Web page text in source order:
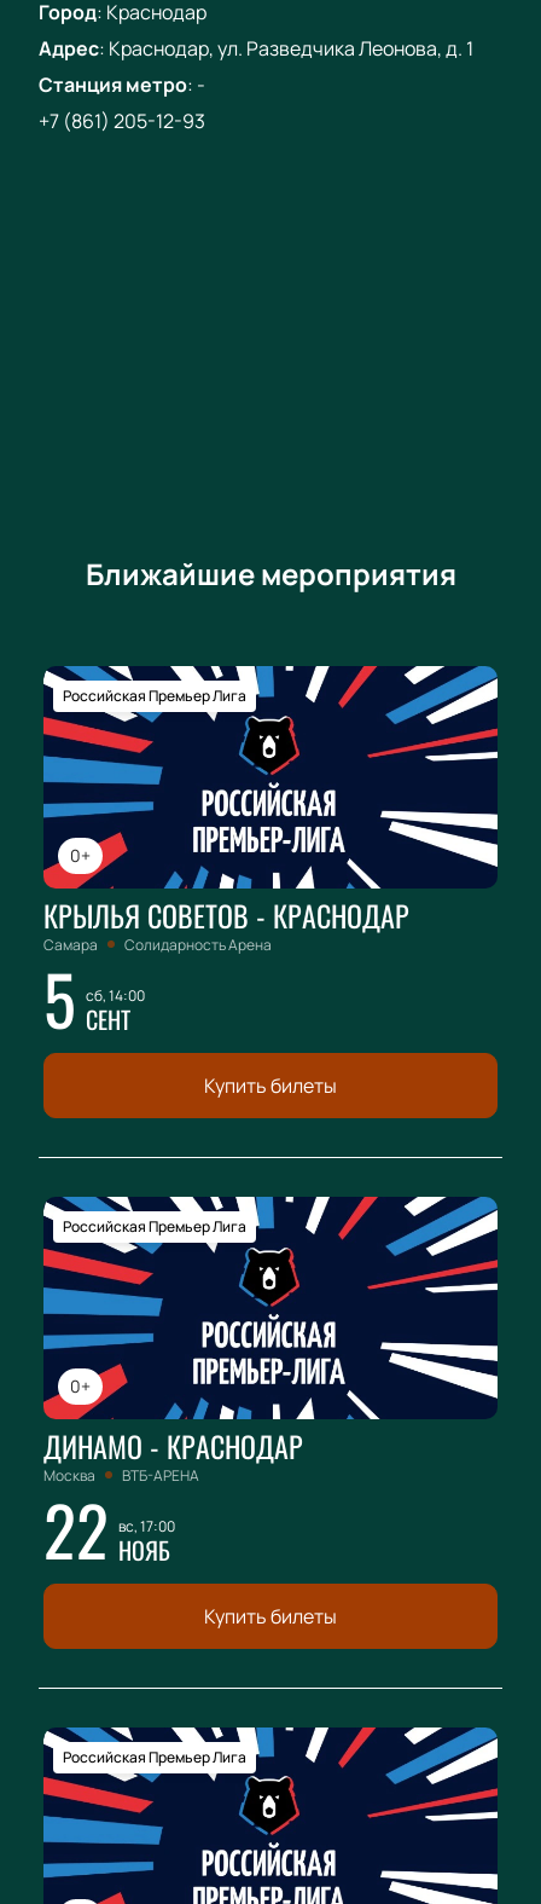
Город: Краснодар
Адрес: Краснодар, ул. Разведчика Леонова, д. 1
Станция метро: -
+7 (861) 205-12-93
Ближайшие мероприятия
0+
Российская Премьер Лига
КРЫЛЬЯ СОВЕТОВ - КРАСНОДАР
Самара Солидарность Арена
5 сб, 14:00
СЕНТ
Купить билеты
0+
Российская Премьер Лига
ДИНАМО - КРАСНОДАР
Москва ВТБ-АРЕНА
22 вс, 17:00
НОЯБ
Купить билеты
Российская Премьер Лига